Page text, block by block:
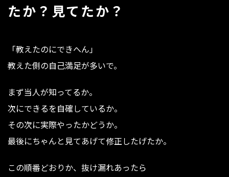
たか？見てたか？
「教えたのにできへん」
教えた側の自己満足が多いで。
まず当人が知ってるか。
次にできるを自確しているか。
その次に実際やったかどうか。
最後にちゃんと見てあげて修正したげたか。
この順番どおりか、抜け漏れあったら